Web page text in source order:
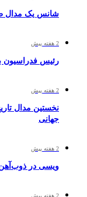
شانس یک مدال طلا برای
2 هفته پیش
رئیس فدراسیون
2 هفته پیش
نخستین مدال
جهانی
2 هفته پیش
ویسی در
2 هفته پیش